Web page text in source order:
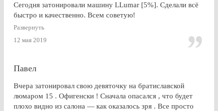
Сегодня затонировали машину LLumar [5%]. Сделали всё
быстро и качественно. Всем советую!
Развернуть
12 мая 2019
Павел
Вчера затонировал свою девяточку на братиславской
люмаром 15 . Офигенски ! Сначала опасался , что будет
плохо видно из салона — как оказалось зря . Все просто